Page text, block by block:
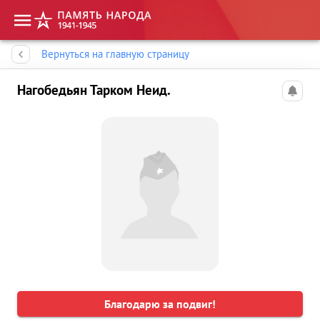
Вернуться на главную страницу
Нагобедьян Тарком Неид.
Благодарю за подвиг!
Память народа